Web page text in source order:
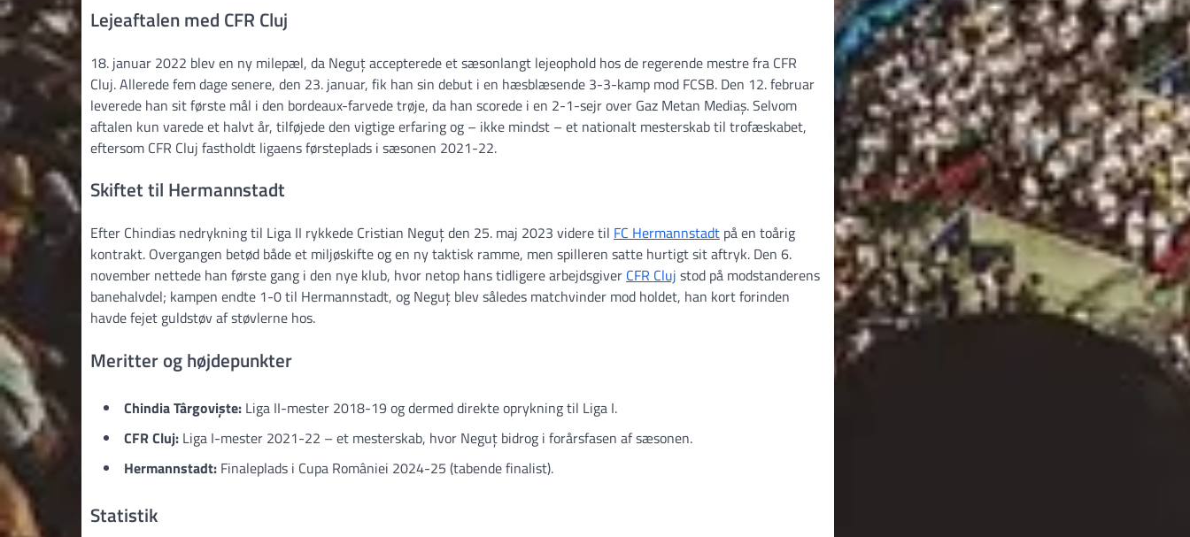
Lejeaftalen med CFR Cluj
18. januar 2022 blev en ny milepæl, da Neguț accepterede et sæsonlangt lejeophold hos de regerende mestre fra CFR
Cluj. Allerede fem dage senere, den 23. januar, fik han sin debut i en hæsblæsende 3-3-kamp mod FCSB. Den 12. februar
leverede han sit første mål i den bordeaux-farvede trøje, da han scorede i en 2-1-sejr over Gaz Metan Mediaș. Selvom
aftalen kun varede et halvt år, tilføjede den vigtige erfaring og – ikke mindst – et nationalt mesterskab til trofæskabet,
eftersom CFR Cluj fastholdt ligaens førsteplads i sæsonen 2021-22.
Skiftet til Hermannstadt
Efter Chindias nedrykning til Liga II rykkede Cristian Neguț den 25. maj 2023 videre til FC Hermannstadt på en toårig
kontrakt. Overgangen betød både et miljøskifte og en ny taktisk ramme, men spilleren satte hurtigt sit aftryk. Den 6.
november nettede han første gang i den nye klub, hvor netop hans tidligere arbejdsgiver CFR Cluj stod på modstanderens
banehalvdel; kampen endte 1-0 til Hermannstadt, og Neguț blev således matchvinder mod holdet, han kort forinden
havde fejet guldstøv af støvlerne hos.
Meritter og højde­punkter
Chindia Târgoviște: Liga II-mester 2018-19 og dermed direkte oprykning til Liga I.
CFR Cluj: Liga I-mester 2021-22 – et mesterskab, hvor Neguț bidrog i forårsfasen af sæsonen.
Hermannstadt: Finaleplads i Cupa României 2024-25 (tabende finalist).
Statistik